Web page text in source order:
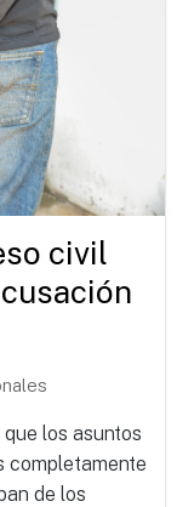
civil
los asuntos
completamente
de los